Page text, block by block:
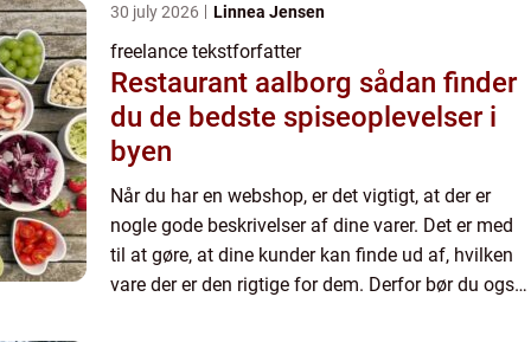
30 july 2026 Linnea Jensen
freelance tekstforfatter
Restaurant aalborg sådan finder
du de bedste spiseoplevelser i
byen
Når du har en webshop, er det vigtigt, at der er
nogle gode beskrivelser af dine varer. Det er med
til at gøre, at dine kunder kan finde ud af, hvilken
vare der er den rigtige for dem. Derfor bør du også